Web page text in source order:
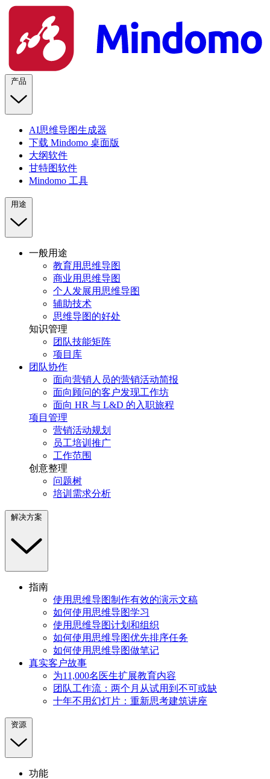
产品
AI思维导图生成器
下载 Mindomo 桌面版
大纲软件
甘特图软件
Mindomo 工具
用途
一般用途
教育用思维导图
商业用思维导图
个人发展用思维导图
辅助技术
思维导图的好处
知识管理
团队技能矩阵
项目库
团队协作
面向营销人员的营销活动简报
面向顾问的客户发现工作坊
面向 HR 与 L&D 的入职旅程
项目管理
营销活动规划
员工培训推广
工作范围
创意整理
问题树
培训需求分析
解决方案
指南
使用思维导图制作有效的演示文稿
如何使用思维导图学习
使用思维导图计划和组织
如何使用思维导图优先排序任务
如何使用思维导图做笔记
真实客户故事
为11,000名医生扩展教育内容
团队工作流：两个月从试用到不可或缺
十年不用幻灯片：重新思考建筑讲座
资源
功能